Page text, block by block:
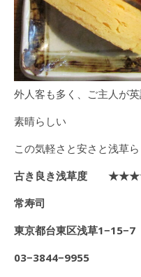
外人客も多く、ご主人が
素晴らしい
この気軽さと安さと浅草
古き良き浅草度
常寿司
東京都台東区浅草1−15−7
03−3844−9955